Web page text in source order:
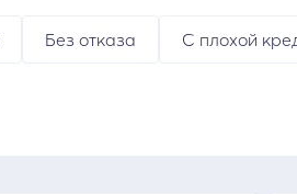
Без отказа С плохой